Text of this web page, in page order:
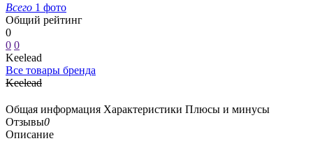
Всего 1 фото
Общий рейтинг
0
0 0
Keelead
Все товары бренда
Keelead
Общая информация Характеристики Плюсы и минусы
Отзывы0
Описание